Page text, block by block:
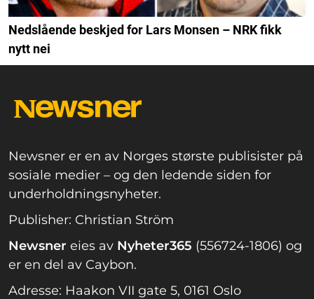
Nedslående beskjed for Lars Monsen – NRK fikk
nytt nei
Newsner er en av Norges største publisister på
sosiale medier – og den ledende siden for
underholdningsnyheter.
Publisher: Christian Ström
Newsner eies av Nyheter365 (556724-1806) og
er en del av Caybon.
Adresse: Haakon VII gate 5, 0161 Oslo